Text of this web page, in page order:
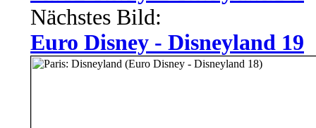
Nächstes Bild:
Euro Disney - Disneyland 19